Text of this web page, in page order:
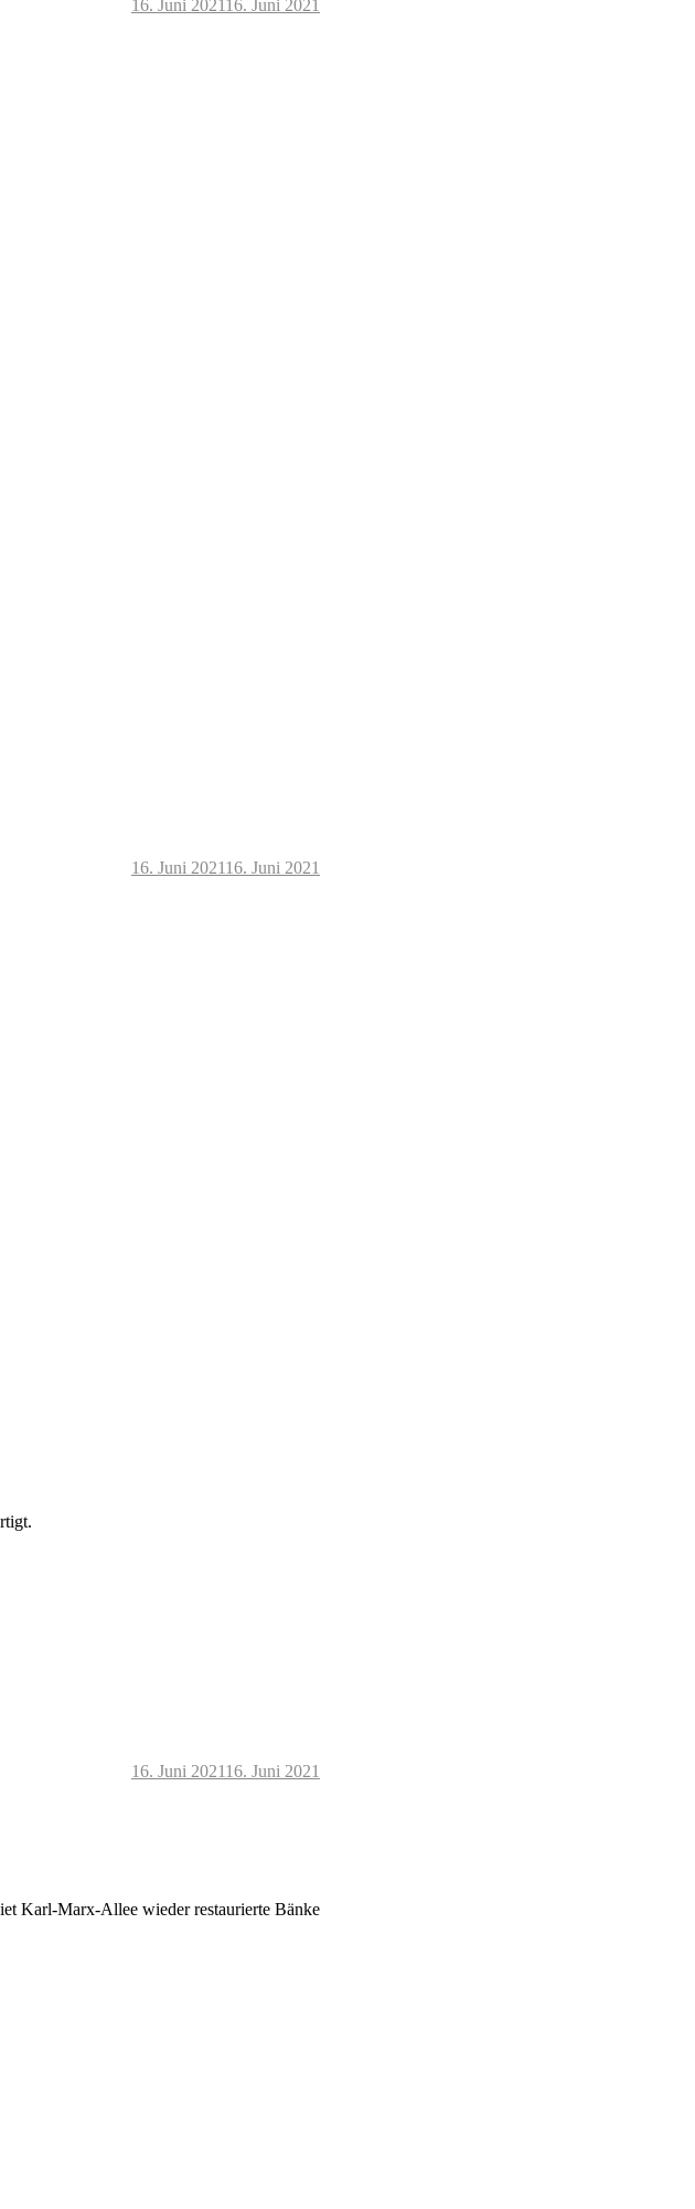
16. Juni 2021 16. Juni 2021
16. Juni 202116. Juni 2021
16. Juni 202116. Juni 2021
Karl-Marx-Allee wieder restaurierte Bänke